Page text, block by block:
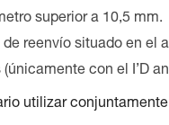
superior a 10,5 mm.
reenvío situado en el
con el I’D
utilizar